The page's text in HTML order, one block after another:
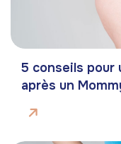
5 conseils pour
après un